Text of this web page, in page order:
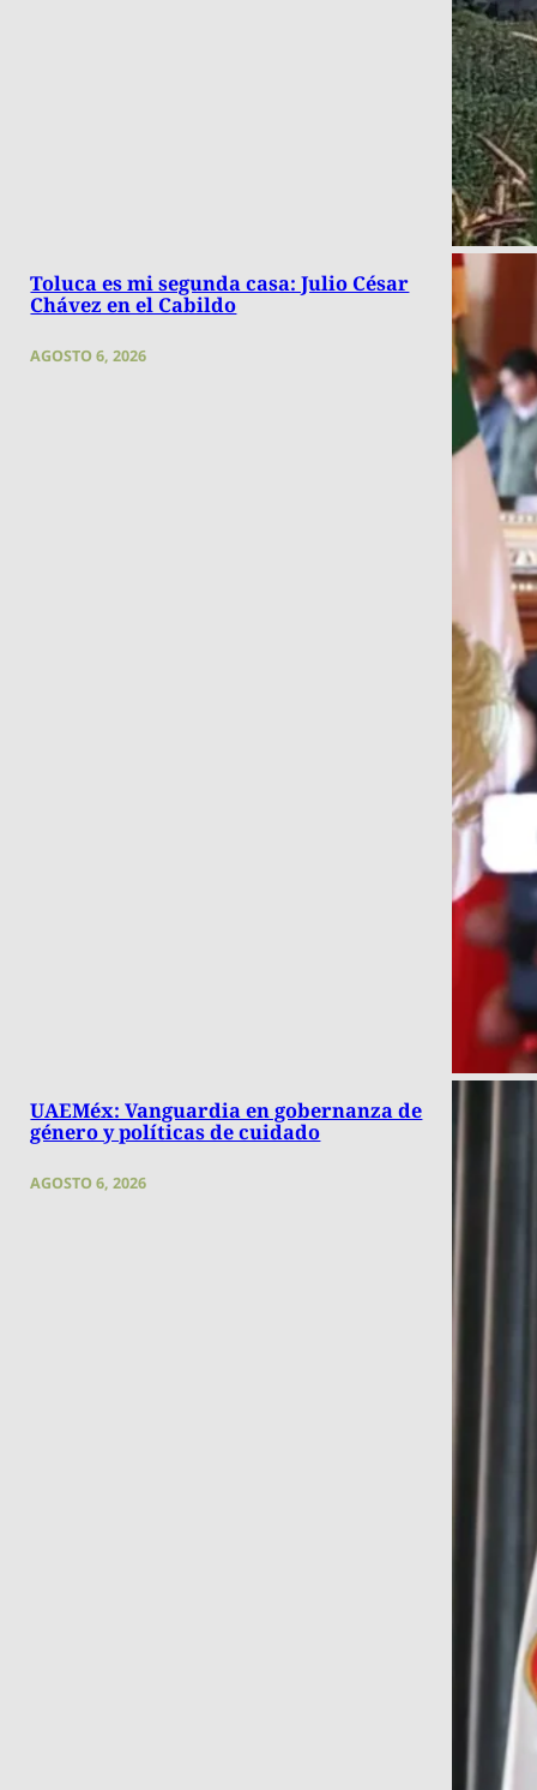
Toluca es mi segunda casa: Julio César
Chávez en el Cabildo
AGOSTO 6, 2026
UAEMéx: Vanguardia en gobernanza de
género y políticas de cuidado
AGOSTO 6, 2026